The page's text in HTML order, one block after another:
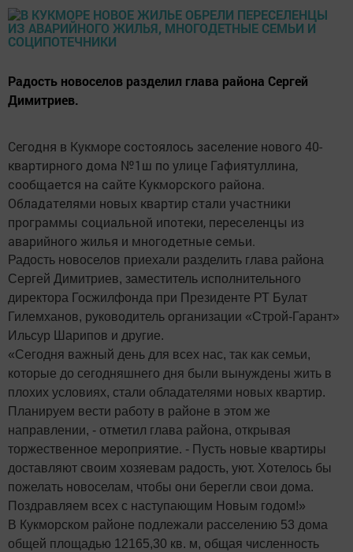
Радость новоселов разделил глава района Сергей
Димитриев.
Сегодня в Кукморе состоялось заселение нового 40-
квартирного дома №1ш по улице Гафиятуллина,
сообщается на сайте Кукморского района.
Обладателями новых квартир стали участники
программы социальной ипотеки, переселенцы из
аварийного жилья и многодетные семьи.
Радость новоселов приехали разделить глава района
Сергей Димитриев, заместитель исполнительного
директора Госжилфонда при Президенте РТ Булат
Гилемханов, руководитель организации «Строй-Гарант»
Ильсур Шарипов и другие.
«Сегодня важный день для всех нас, так как семьи,
которые до сегодняшнего дня были вынуждены жить в
плохих условиях, стали обладателями новых квартир.
Планируем вести работу в районе в этом же
направлении, - отметил глава района, открывая
торжественное мероприятие. - Пусть новые квартиры
доставляют своим хозяевам радость, уют. Хотелось бы
пожелать новоселам, чтобы они берегли свои дома.
Поздравляем всех с наступающим Новым годом!»
В Кукморском районе подлежали расселению 53 дома
общей площадью 12165,30 кв. м, общая численность